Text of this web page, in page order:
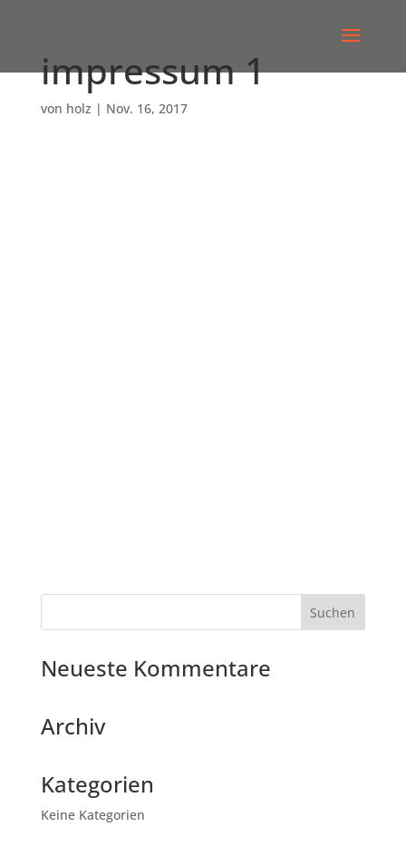
impressum 1
von holz | Nov. 16, 2017
Neueste Kommentare
Archiv
Kategorien
Keine Kategorien